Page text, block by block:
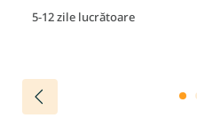
5-12 zile lucrătoare